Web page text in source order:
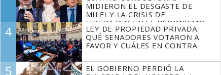
MIDIERON EL DESGASTE DE
MILEI Y LA CRISIS DE
LIDERAZGO EN EL PERONISMO
4
LEY DE PROPIEDAD PRIVADA:
QUÉ SENADORES VOTARON A
FAVOR Y CUÁLES EN CONTRA
5
EL GOBIERNO PERDIÓ LA